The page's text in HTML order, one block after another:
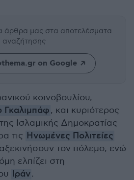
άρθρα μας στα αποτελέσματα
αναζήτησης
on Google
κοινοβουλίου,
, και κυριότερος
Ισλαμικής Δημοκρατίας
τις Ηνωμένες Πολιτείες
τον πόλεμο, ενώ
ελπίζει στη
Ιράν.